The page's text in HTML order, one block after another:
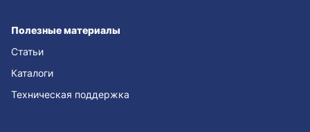
Полезные материалы
Статьи
Каталоги
Техническая поддержка